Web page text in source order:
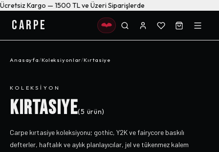
Ücretsiz Kargo — 1500 TL ve Üzeri Siparişlerde
CARPE
Anasayfa/Koleksiyonlar/Kırtasiye
KOLEKSIYON
KIRTASIYE(5 ürün)
Carpe kırtasiye koleksiyonu; gothic, Y2K ve fairycore baskılı
defterler, haftalık ve aylık planlayıcılar, jel ve tükenmez kalem